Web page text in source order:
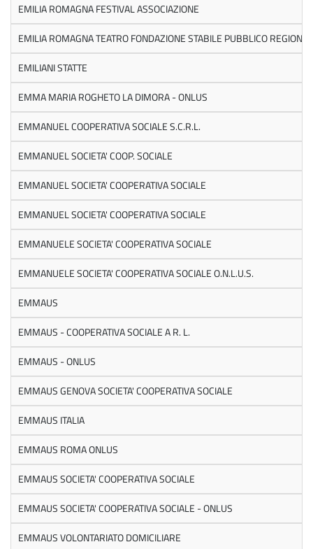
EMILIA ROMAGNA FESTIVAL ASSOCIAZIONE
EMILIA ROMAGNA TEATRO FONDAZIONE STABILE PUBBLICO
EMILIANI STATTE
EMMA MARIA ROGHETO LA DIMORA - ONLUS
EMMANUEL COOPERATIVA SOCIALE S.C.R.L.
EMMANUEL SOCIETA' COOP. SOCIALE
EMMANUEL SOCIETA' COOPERATIVA SOCIALE
EMMANUEL SOCIETA' COOPERATIVA SOCIALE
EMMANUELE SOCIETA' COOPERATIVA SOCIALE
EMMANUELE SOCIETA' COOPERATIVA SOCIALE O.N.L.U.S.
EMMAUS
EMMAUS - COOPERATIVA SOCIALE A R. L.
EMMAUS - ONLUS
EMMAUS GENOVA SOCIETA' COOPERATIVA SOCIALE
EMMAUS ITALIA
EMMAUS ROMA ONLUS
EMMAUS SOCIETA' COOPERATIVA SOCIALE
EMMAUS SOCIETA' COOPERATIVA SOCIALE - ONLUS
EMMAUS VOLONTARIATO DOMICILIARE